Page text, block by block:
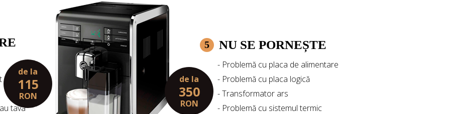
tava
de la
115
RON
5 NU SE PORNEȘTE
- Problemă cu placa de alimentare
- Problemă cu placa logică
- Transformator ars
- Problemă cu sistemul termic
de la
350
RON